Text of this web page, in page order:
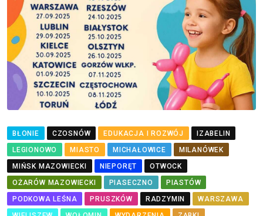
BŁONIE CZOSNÓW EDUKACJA I ROZWÓJ
IZABELIN
LEGIONOWO
MIASTO MICHAŁOWICE
MILANÓWEK
MIŃSK MAZOWIECKI
NIEPORĘT
OTWOCK
OŻARÓW MAZOWIECKI
PIASECZNO
PIASTÓW
PODKOWA LEŚNA
PRUSZKÓW RADZYMIN
WARSZAWA